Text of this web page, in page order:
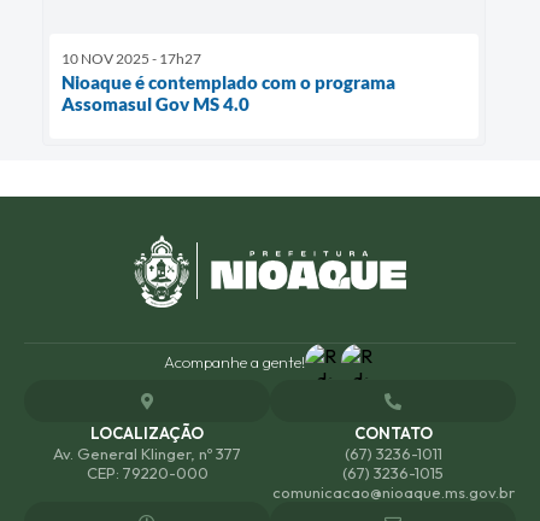
10 NOV 2025 - 17h27
Nioaque é contemplado com o programa
Assomasul Gov MS 4.0
Acompanhe a gente!
LOCALIZAÇÃO
Av. General Klinger, nº 377
CEP: 79220-000
CONTATO
(67) 3236-1011
(67) 3236-1015
comunicacao@nioaque.ms.gov.br